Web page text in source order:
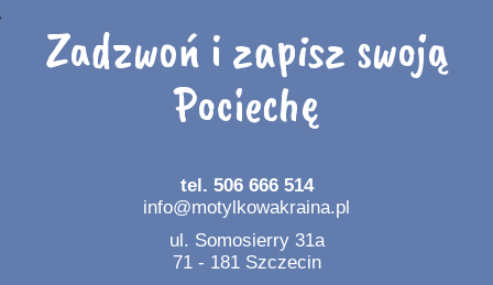
Zadzwoń i zapisz swoją
Pociechę
tel. 506 666 514
info@motylkowakraina.pl
ul. Somosierry 31a
71 - 181 Szczecin